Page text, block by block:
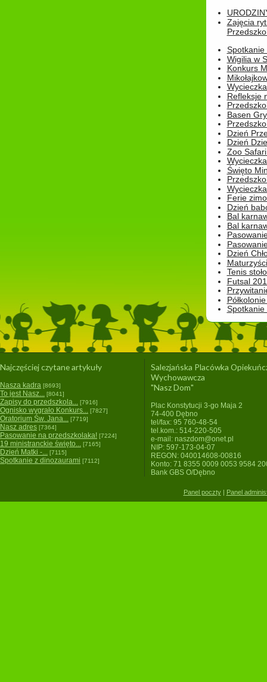
Zajęcia
Spotkanie
Wigilia w
Konkurs
Refleksje
Basen
Dzień
Dzień
Zoo
Święto
Ferie
Dzień
Bal
Bal
Dzień
Tenis
Futsal
Najczęściej czytane artykuły
Nasza kadra [8693]
To jest Nasz... [8041]
Zapisy do przedszkola... [7916]
Ognisko wygrało Konkurs... [7827]
Oratorium Św. Jana... [7719]
Nasz adres [7364]
Pasowanie na przedszkolaka! [7224]
19 ministranckie święto... [7165]
Dzień Matki -... [7115]
Spotkanie z dinozaurami [7112]
Salezjańska Placówka
Wychowawcza
"Nasz Dom"
Plac Konstytucji 3-go Maja 2
74-400 Dębno
tel/fax: 95 760-48-54
tel.kom.: 514-220-505
e-mail: naszdom@onet.pl
NIP: 597-173-04-07
REGON: 040014608-00816
Konto: 71 8355 0009 0053 9584
Bank GBS O/Dębno
Panel poczty| Panel